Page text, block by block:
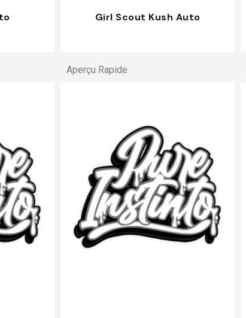
Girl Scout Kush Auto
Aperçu Rapide